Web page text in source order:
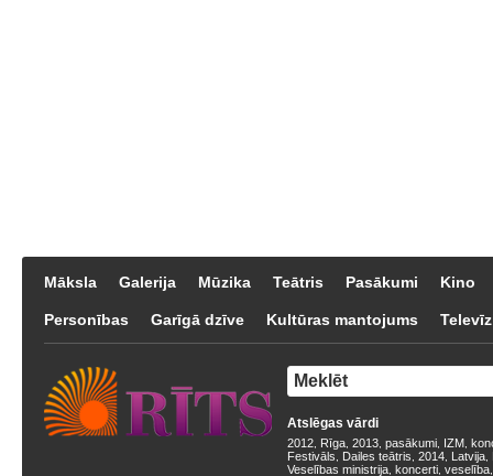
Māksla Galerija Mūzika Teātris Pasākumi Kino
Personības Garīgā dzīve Kultūras mantojums
Atslēgas vārdi
2012 Rīga 2013 pasākumi IZM
Festivāls
Dailes teātris 2014 Latvija
Veselības ministrija koncerti veselība